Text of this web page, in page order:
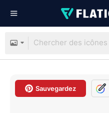
Sauvegardez